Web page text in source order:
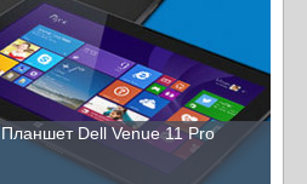
Планшет Dell Venue 11 Pro